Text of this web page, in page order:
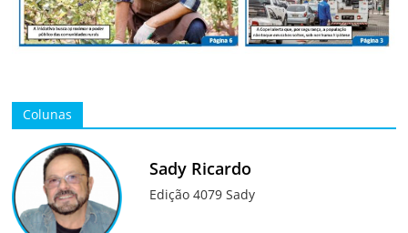
Colunas
Sady Ricardo
Edição 4079 Sady